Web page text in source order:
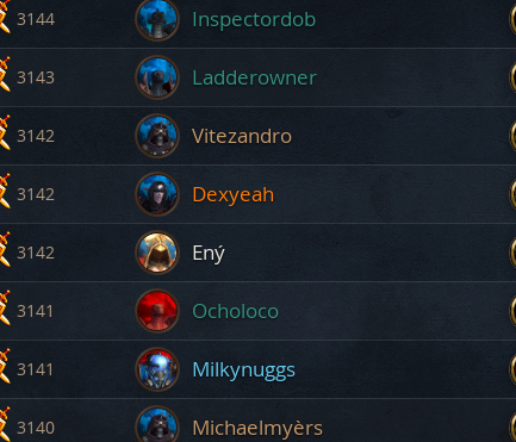
3144 Inspectordob
3143 Ladderowner
3142 Vitezandro
3142 Dexyeah
3142 Ený
3141 Ocholoco
3141 Milkynuggs
3140 Michaelmyèrs